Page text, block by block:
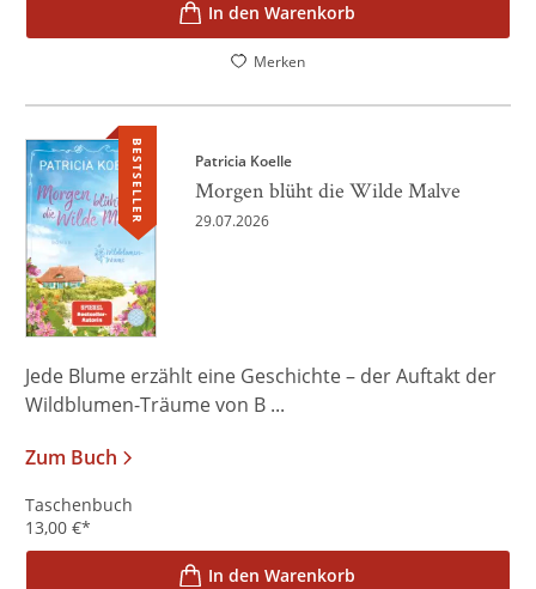
In den Warenkorb
Merken
BESTSELLER Patricia Koelle
Morgen blüht die Wilde Malve
29.07.2026
Jede Blume erzählt eine Geschichte – der Auftakt der
Wildblumen-Träume von B ...
Zum Buch
Taschenbuch
13,00 €*
In den Warenkorb